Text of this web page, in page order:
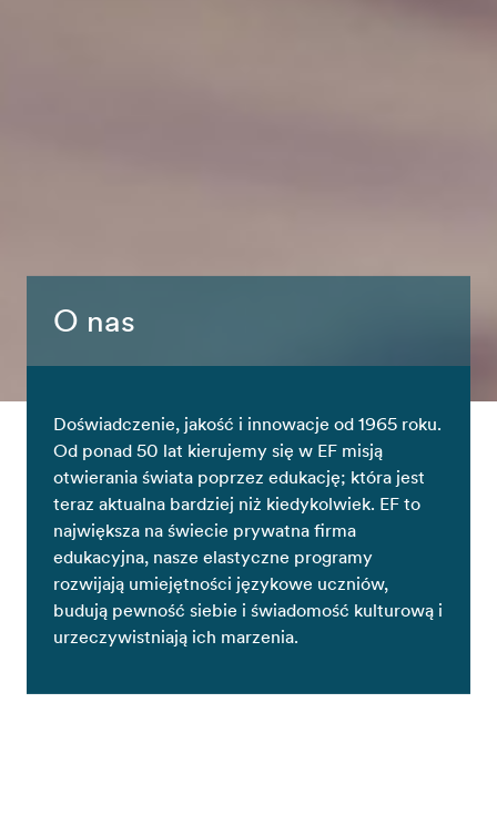
O nas
Doświadczenie, jakość i innowacje od 1965 roku.
Od ponad 50 lat kierujemy się w EF misją
otwierania świata poprzez edukację; która jest
teraz aktualna bardziej niż kiedykolwiek. EF to
największa na świecie prywatna firma
edukacyjna, nasze elastyczne programy
rozwijają umiejętności językowe uczniów,
budują pewność siebie i świadomość kulturową i
urzeczywistniają ich marzenia.